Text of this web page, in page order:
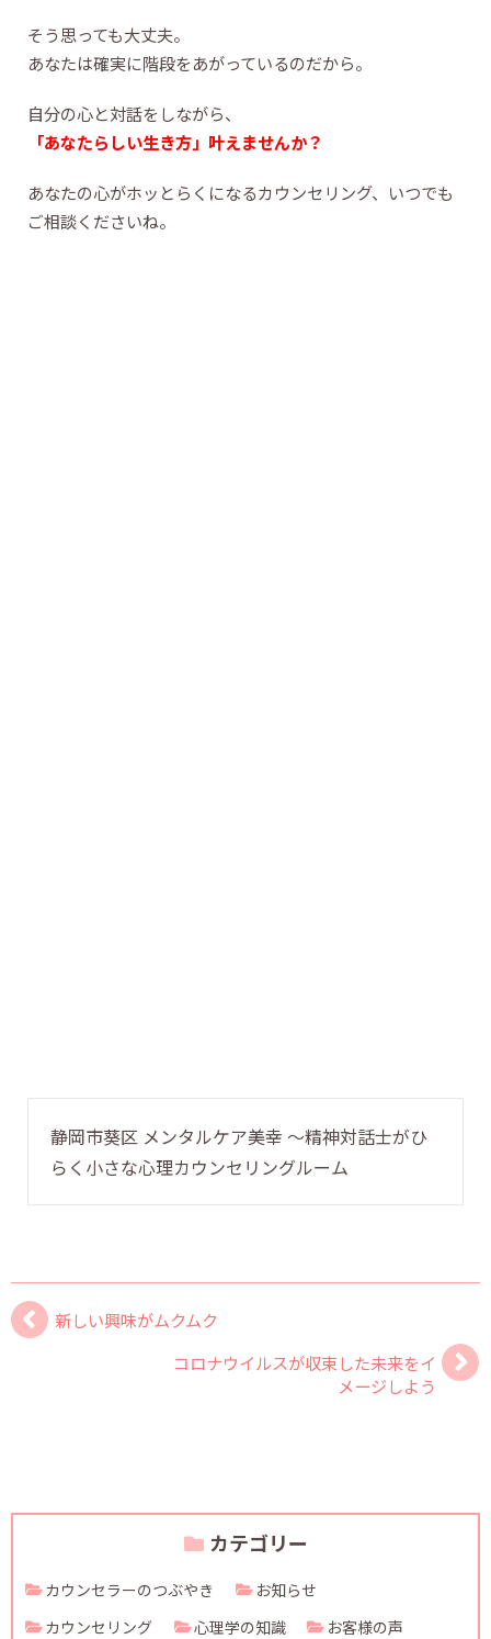
そう思っても大丈夫。
あなたは確実に階段をあがっているのだから。
自分の心と対話をしながら、
「あなたらしい生き方」叶えませんか？
あなたの心がホッとらくになるカウンセリング、いつでも
ご相談くださいね。
静岡市葵区 メンタルケア美幸 〜精神対話士がひ
らく小さな心理カウンセリングルーム
新しい興味がムクムク
コロナウイルスが収束した未来をイ
メージしよう
カテゴリー
カウンセラーのつぶやき
お知らせ
カウンセリング
心理学の知識 お客様の声